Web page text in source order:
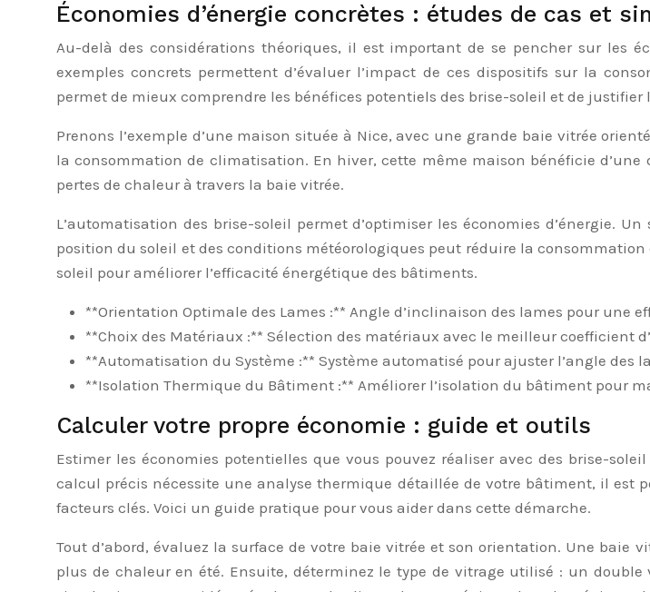
Économies d’énergie concrètes : études de cas et
Au-delà des considérations théoriques, il est important de se pencher sur les
exemples concrets permettent d’évaluer l’impact de ces dispositifs sur la
permet de mieux comprendre les bénéfices potentiels des brise-soleil et de
Prenons l’exemple d’une maison située à Nice, avec une grande baie vitrée
la consommation de climatisation. En hiver, cette même maison bénéficie
pertes de chaleur à travers la baie vitrée.
L’automatisation des brise-soleil permet d’optimiser les économies d’énergie.
position du soleil et des conditions météorologiques peut réduire la
soleil pour améliorer l’efficacité énergétique des bâtiments.
**Orientation Optimale des Lames :** Angle d’inclinaison des lames pour une
**Choix des Matériaux :** Sélection des matériaux avec le meilleur coefficient
**Automatisation du Système :** Système automatisé pour ajuster l’angle des
**Isolation Thermique du Bâtiment :** Améliorer l’isolation du bâtiment pour
Calculer votre propre économie : guide et outils
Estimer les économies potentielles que vous pouvez réaliser avec des brise-
calcul précis nécessite une analyse thermique détaillée de votre bâtiment, il est
facteurs clés. Voici un guide pratique pour vous aider dans cette démarche.
Tout d’abord, évaluez la surface de votre baie vitrée et son orientation. Une baie
plus de chaleur en été. Ensuite, déterminez le type de vitrage utilisé : un